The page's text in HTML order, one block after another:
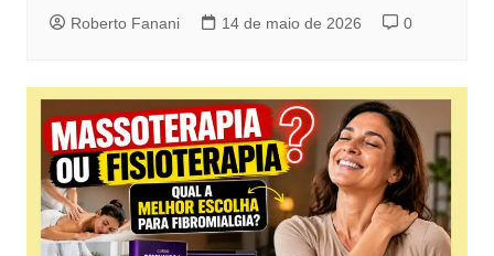
Roberto Fanani 14 de maio de 2026 0